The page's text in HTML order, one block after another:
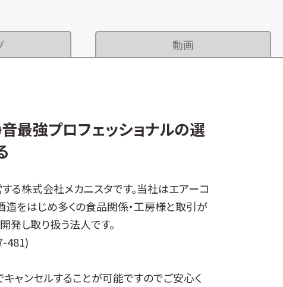
動画
最強プロフェッショナルの選
る株式会社メカニスタです。当社はエアーコ
造をはじめ多くの食品関係・工房様と取引が
発し取り扱う法人です。
481)
ャンセルすることが可能ですのでご安心く